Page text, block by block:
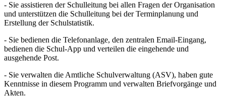
- Sie assistieren der Schulleitung bei allen Fragen der Organisation
und unterstützen die Schulleitung bei der Terminplanung und
Erstellung der Schulstatistik.
- Sie bedienen die Telefonanlage, den zentralen Email-Eingang,
bedienen die Schul-App und verteilen die eingehende und
ausgehende Post.
- Sie verwalten die Amtliche Schulverwaltung (ASV), haben gute
Kenntnisse in diesem Programm und verwalten Briefvorgänge und
Akten.